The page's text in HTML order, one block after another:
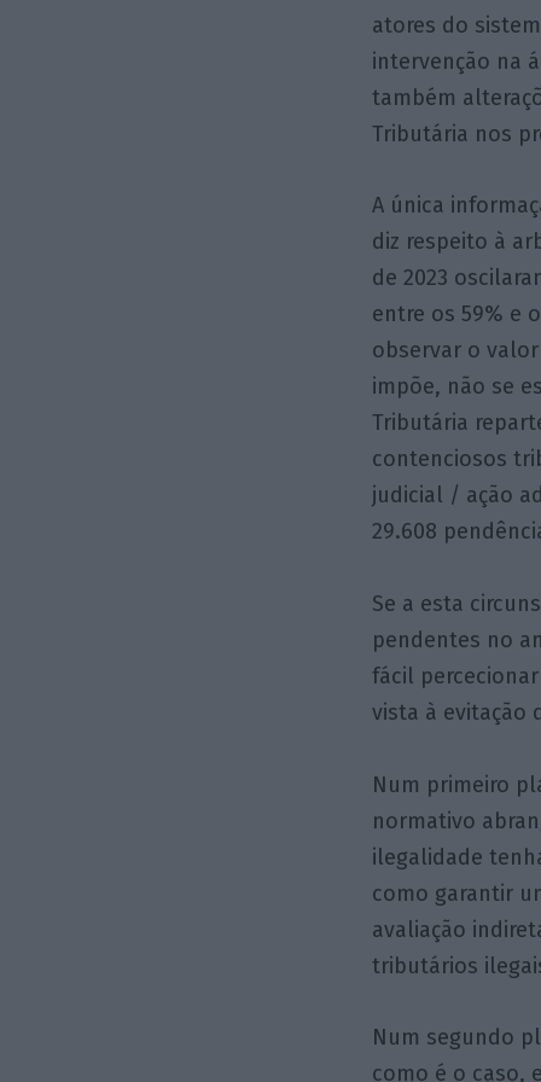
atores do
intervenção na
também
Tributária nos
A única
diz respeito à
de 2023
entre os 59% e
observar o
impõe, não se
Tributária
contenciosos
judicial / ação
29.608
Se a esta
pendentes no
fácil
vista à evitação
Num primeiro
normativo
ilegalidade
como garantir
avaliação
tributários
Num segundo
como é o caso,